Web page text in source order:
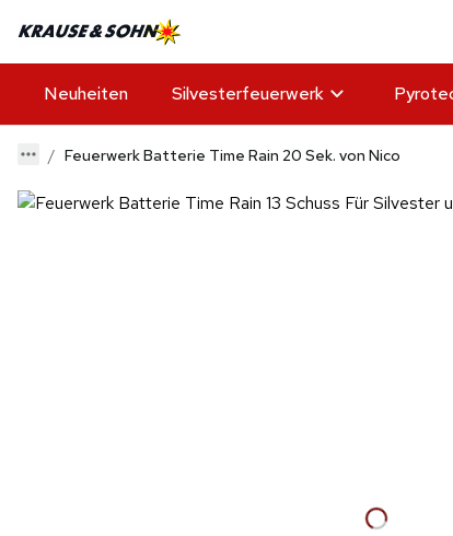
Neuheiten Silvesterfeuerwerk
Feuerwerk Batterie Time Rain 20 Sek. von Nico